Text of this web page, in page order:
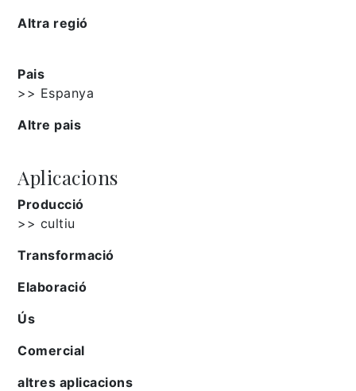
Altra regió
Pais
>> Espanya
Altre pais
Aplicacions
Producció
>> cultiu
Transformació
Elaboració
Ús
Comercial
altres aplicacions